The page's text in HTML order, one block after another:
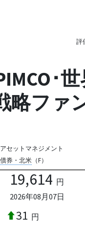
評
･
略ファ
セットマネジメント
券・北米（F）
19,614 円
2026年08月07日
31 円